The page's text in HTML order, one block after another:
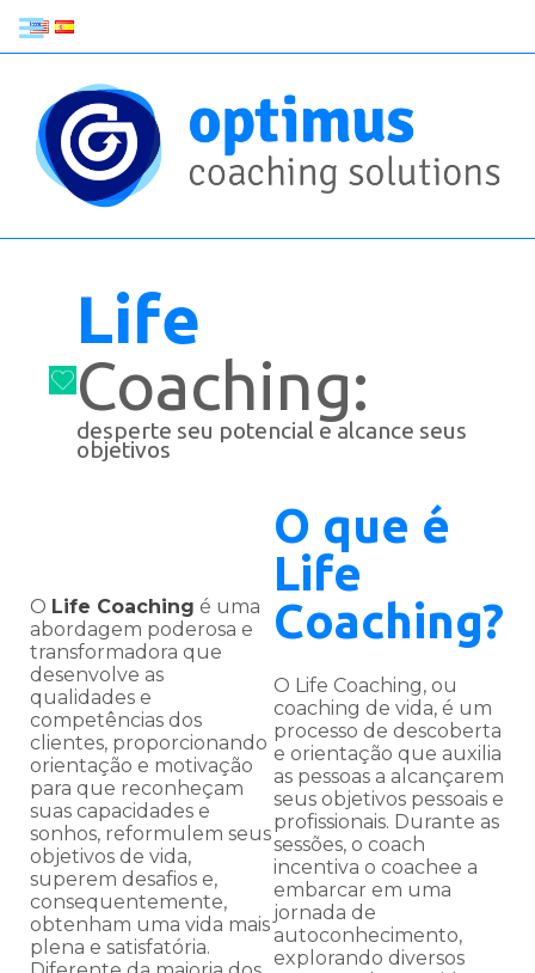
Life
Coaching:
desperte seu potencial e alcance seus
objetivos
O Life Coaching é uma
abordagem poderosa e
transformadora que
desenvolve as
qualidades e
competências dos
clientes, proporcionando
orientação e motivação
para que reconheçam
suas capacidades e
sonhos, reformulem seus
objetivos de vida,
superem desafios e,
consequentemente,
obtenham uma vida mais
plena e satisfatória.
O que é
Life
Coaching?
O Life Coaching, ou
coaching de vida, é um
processo de descoberta
e orientação que auxilia
as pessoas a alcançarem
seus objetivos pessoais e
profissionais. Durante as
sessões, o coach
incentiva o coachee a
embarcar em uma
jornada de
autoconhecimento,
explorando diversos